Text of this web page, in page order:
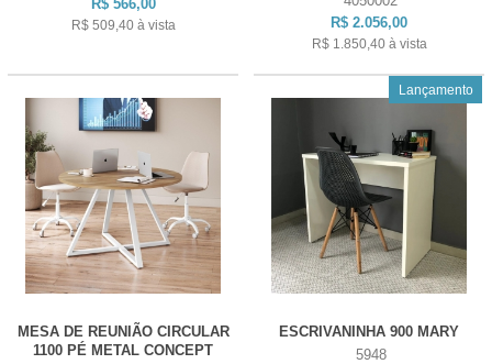
R$ 566,00
R$ 509,40à vista
R$ 2.056,00
R$ 1.850,40à vista
MESA DE REUNIÃO CIRCULAR
1100 PÉ METAL CONCEPT
Lançamento
ESCRIVANINHA 900 MARY
5948